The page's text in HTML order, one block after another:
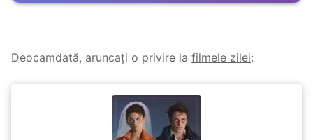
Deocamdată, aruncați o privire la filmele zilei: